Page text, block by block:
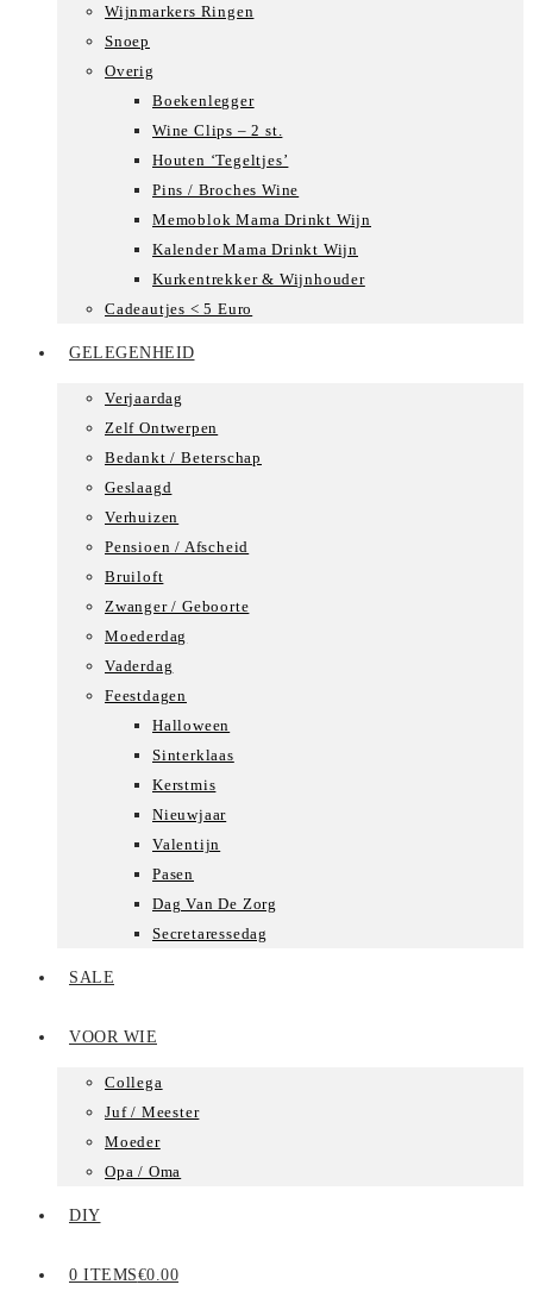
Wijnmarkers Ringen
Snoep
Overig
Boekenlegger
Wine Clips – 2 st.
Houten ‘Tegeltjes’
Pins / Broches Wine
Memoblok Mama Drinkt Wijn
Kalender Mama Drinkt Wijn
Kurkentrekker & Wijnhouder
Cadeautjes < 5 Euro
GELEGENHEID
Verjaardag
Zelf Ontwerpen
Bedankt / Beterschap
Geslaagd
Verhuizen
Pensioen / Afscheid
Bruiloft
Zwanger / Geboorte
Moederdag
Vaderdag
Feestdagen
Halloween
Sinterklaas
Kerstmis
Nieuwjaar
Valentijn
Pasen
Dag Van De Zorg
Secretaressedag
SALE
VOOR WIE
Collega
Juf / Meester
Moeder
Opa / Oma
DIY
0 ITEMS€0.00